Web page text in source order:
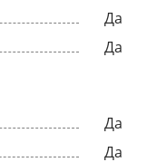
Да
Да
Да
Да